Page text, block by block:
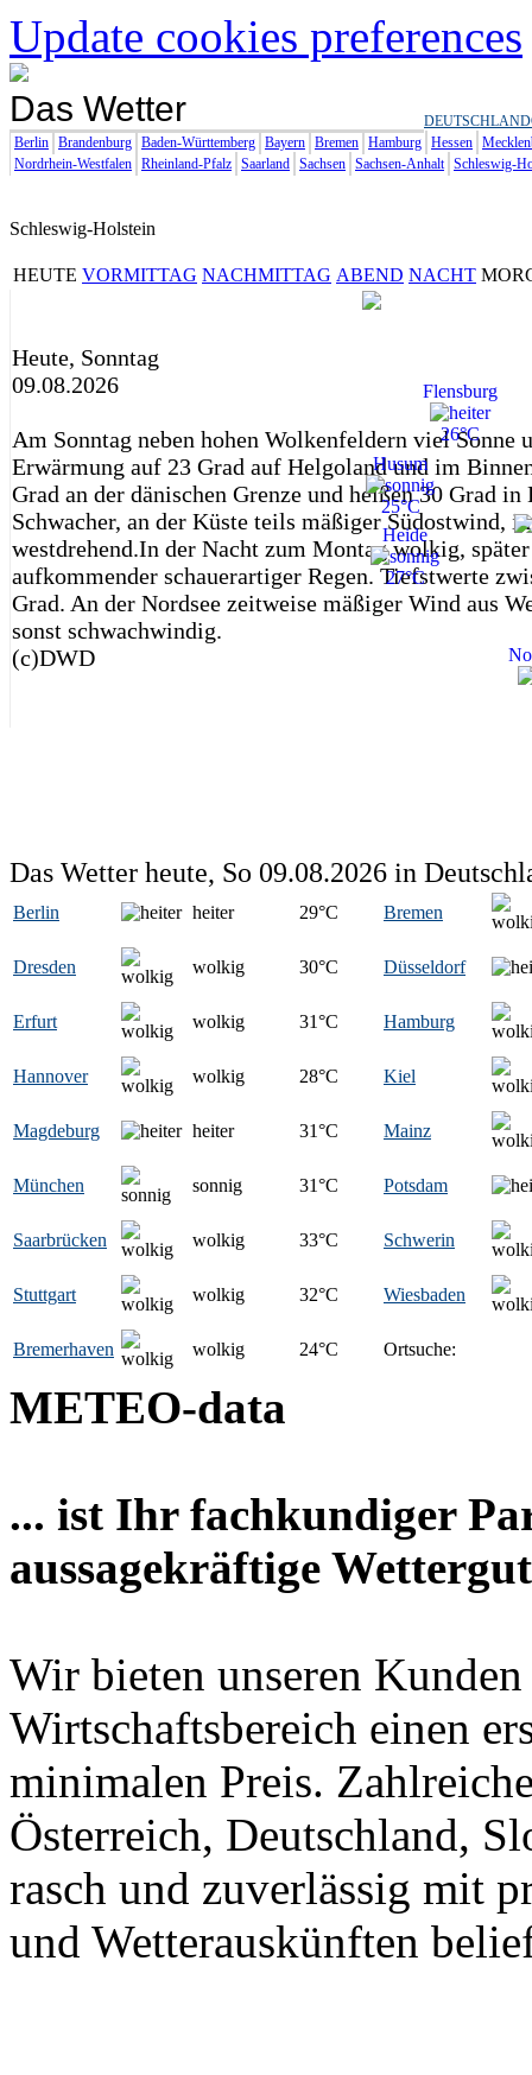
Update cookies preferences
Das Wetter DEUTSCHLAND
Berlin Brandenburg Baden-Württemberg Bayern Bremen Hamburg Hessen
Nordrhein-Westfalen Rheinland-Pfalz Saarland Sachsen Sachsen-Anhalt Schleswig-
Schleswig-Holstein
HEUTE VORMITTAG NACHMITTAG ABEND NACHT
Flensburg
26°C
Husum
25°C
Heide
27°C
Heute, Sonntag
09.08.2026
Am Sonntag neben hohen Wolkenfeldern viel Sonne
Erwärmung auf 23 Grad auf Helgoland und im
Grad an der dänischen Grenze und heißen 30 Grad in
Schwacher, an der Küste teils mäßiger Südostwind,
westdrehend.In der Nacht zum Montag wolkig,
aufkommender schauerartiger Regen. Tiefstwerte
Grad. An der Nordsee zeitweise mäßiger Wind aus
sonst schwachwindig.
(c)DWD
Das Wetter heute, So 09.08.2026 in
Berlin heiter 29°C Bremen
Dresden wolkig 30°C Düsseldorf
Erfurt wolkig 31°C Hamburg
Hannover wolkig 28°C Kiel
Magdeburg heiter 31°C Mainz
München sonnig 31°C Potsdam
Saarbrücken wolkig 33°C Schwerin
Stuttgart wolkig 32°C Wiesbaden
Bremerhaven wolkig 24°C Ortsuche:
METEO-data
... ist Ihr fachkundiger
aussagekräftige
Wir bieten unseren
Wirtschaftsbereich einen
minimalen Preis.
Österreich, Deutschland,
rasch und zuverlässig mit
und Wetterauskünften